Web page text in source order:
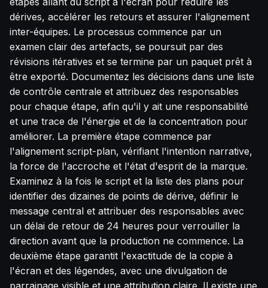
dérives, accélérer les retours et assurer l'alignement
inter-équipes. Le processus commence par un
examen clair des artefacts, se poursuit par des
révisions itératives et se termine par un paquet prêt à
être exporté. Documentez les décisions dans une liste
de contrôle centrale et attribuez des responsables
pour chaque étape, afin qu'il y ait une responsabilité
et une trace de l'énergie et de la concentration pour
améliorer. La première étape commence par
l'alignement script-plan, vérifiant l'intention narrative,
la force de l'accroche et l'état d'esprit de la marque.
Examinez à la fois le script et la liste des plans pour
identifier des dizaines de points de dérive, définir le
message central et attribuer des responsables avec
un délai de retour de 24 heures pour verrouiller la
direction avant que la production ne commence. La
deuxième étape garantit l'exactitude de la copie à
l'écran et des légendes, avec une divulgation de